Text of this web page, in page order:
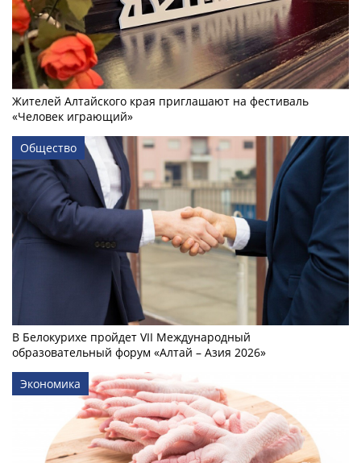
Жителей Алтайского края приглашают на фестиваль
«Человек играющий»
Общество
В Белокурихе пройдет VII Международный
образовательный форум «Алтай – Азия 2026»
Экономика